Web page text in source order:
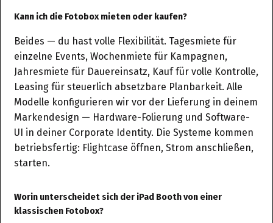
Kann ich die Fotobox mieten oder kaufen?
Beides — du hast volle Flexibilität. Tagesmiete für
einzelne Events, Wochenmiete für Kampagnen,
Jahresmiete für Dauereinsatz, Kauf für volle Kontrolle,
Leasing für steuerlich absetzbare Planbarkeit. Alle
Modelle konfigurieren wir vor der Lieferung in deinem
Markendesign — Hardware-Folierung und Software-
UI in deiner Corporate Identity. Die Systeme kommen
betriebsfertig: Flightcase öffnen, Strom anschließen,
starten.
Worin unterscheidet sich der iPad Booth von einer
klassischen Fotobox?